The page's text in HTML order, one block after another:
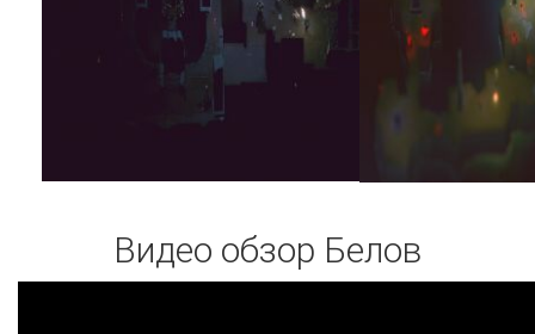
Видео обзор Белов